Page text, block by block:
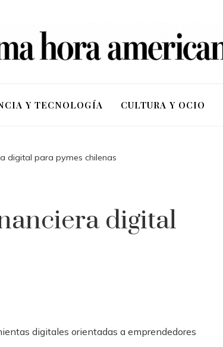
Y TECNOLOGÍA CULTURA Y OCIO
digital para pymes chilenas
digital